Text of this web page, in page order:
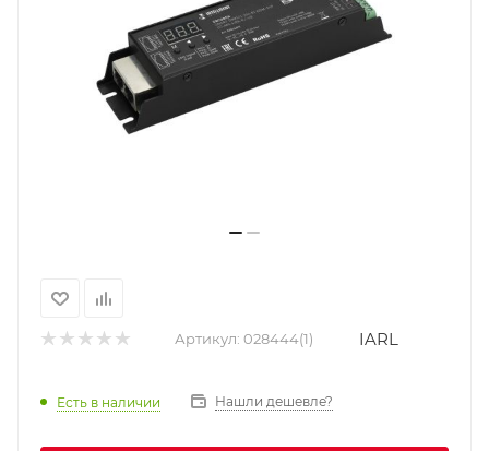
Артикул: 028444(1) IARL
Есть в наличии Нашли дешевле?